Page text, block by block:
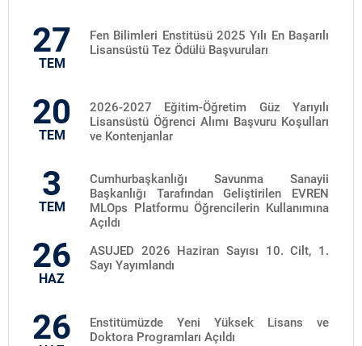
27
TEM
Fen Bilimleri Enstitüsü 2025 Yılı En Başarılı
Lisansüstü Tez Ödülü Başvuruları
20
TEM
2026-2027 Eğitim-Öğretim Güz Yarıyılı
Lisansüstü Öğrenci Alımı Başvuru Koşulları
ve Kontenjanlar
3
TEM
Cumhurbaşkanlığı Savunma Sanayii
Başkanlığı Tarafından Geliştirilen EVREN
MLOps Platformu Öğrencilerin Kullanımına
Açıldı
26
HAZ
ASUJED 2026 Haziran Sayısı 10. Cilt, 1.
Sayı Yayımlandı
26
Enstitümüzde Yeni Yüksek Lisans ve
Doktora Programları Açıldı